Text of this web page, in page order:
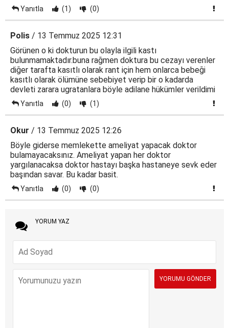
Yanıtla (1) (0)
Polis / 13 Temmuz 2025 12:31
Görünen o ki dokturun bu olayla ilgili kastı
bulunmamaktadır.buna rağmen doktura bu cezayı verenler
diğer tarafta kasıtlı olarak rant için hem onlarca bebeği
kasıtlı olarak ölümüne sebebiyet verip bir o kadarda
devleti zarara ugratanlara böyle adilane hükümler verildimi
Yanıtla (0) (1)
Okur / 13 Temmuz 2025 12:26
Böyle giderse memlekette ameliyat yapacak doktor
bulamayacaksınız. Ameliyat yapan her doktor
yargılanacaksa doktor hastayı başka hastaneye sevk eder
başından savar. Bu kadar basit.
Yanıtla (0) (0)
YORUM YAZ